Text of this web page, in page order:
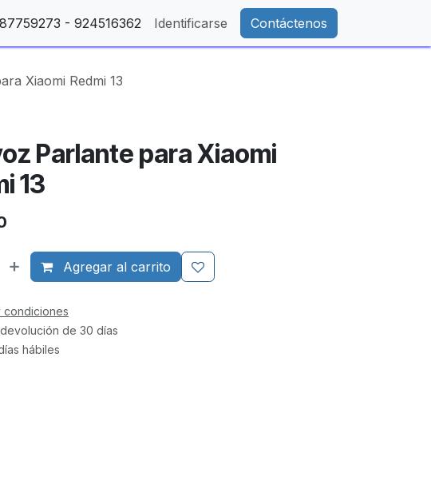
- 924516362 Identificarse Contáctenos
Xiaomi Redmi 13
Parlante para Xiaomi
13
Agregar al carrito
condiciones
de 30 días
hábiles